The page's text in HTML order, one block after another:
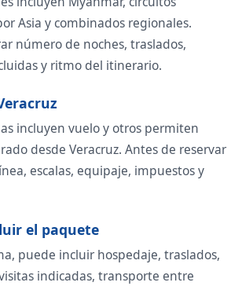
Asia y combinados regionales.
número de noches, traslados,
y ritmo del itinerario.
incluyen vuelo y otros permiten
desde Veracruz. Antes de reservar
escalas, equipaje, impuestos y
el paquete
puede incluir hospedaje, traslados,
indicadas, transporte entre